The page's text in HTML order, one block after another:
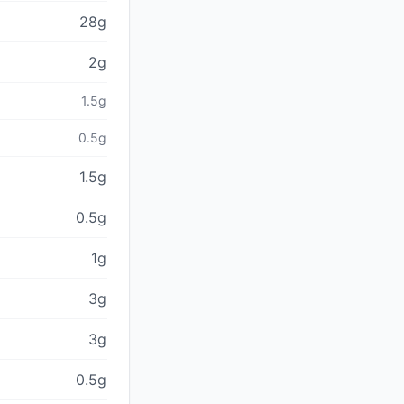
28g
2g
1.5g
0.5g
1.5g
0.5g
1g
3g
3g
0.5g